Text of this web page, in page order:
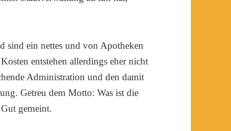
sind ein nettes und von Apotheken
entstehen allerdings eher nicht
Administration und den damit
Getreu dem Motto: Was ist die
gemeint.